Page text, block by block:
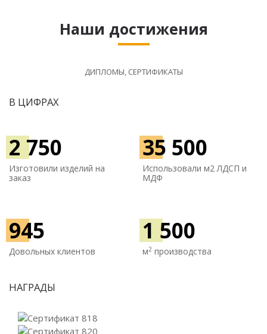
Наши достижения
ДИПЛОМЫ, СЕРТИФИКАТЫ
В ЦИФРАХ
2 750
Изготовили изделий на
заказ
35 500
Использовали м2 ЛДСП и
МДФ
945
Довольных клиентов
1 500
м2 производства
НАГРАДЫ